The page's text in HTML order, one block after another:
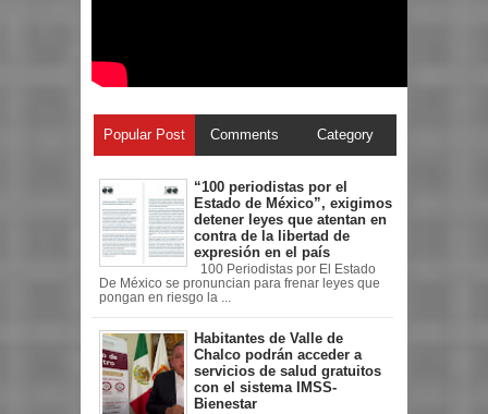
Popular Post Comments Category
“100 periodistas por el
Estado de México”, exigimos
detener leyes que atentan en
contra de la libertad de
expresión en el país
100 Periodistas por El Estado
De México se pronuncian para frenar leyes que
pongan en riesgo la ...
Habitantes de Valle de
Chalco podrán acceder a
servicios de salud gratuitos
con el sistema IMSS-
Bienestar